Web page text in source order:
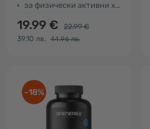
за физически активни хора
19.99 €
22.99 €
39.10 лв.
44.96 лв.
-18%